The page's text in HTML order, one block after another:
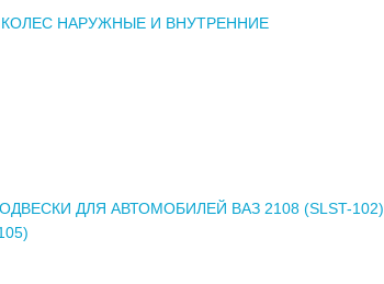
НАРУЖНЫЕ И ВНУТРЕННИЕ
ДЛЯ АВТОМОБИЛЕЙ ВАЗ 2108 (SLST-102),